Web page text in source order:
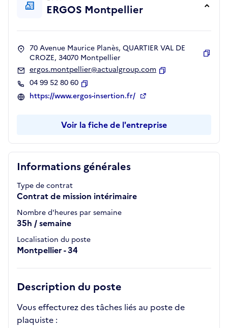
Informations générales
Type de contrat
Contrat de mission intérimaire
Nombre d'heures par semaine
35h / semaine
Localisation du poste
Montpellier - 34
Description du poste
Vous effecturez des tâches liés au poste de
plaquiste :
ERGOS Montpellier
70 Avenue Maurice Planès, QUARTIER VAL DE
CROZE, 34070 Montpellier
ergos.montpellier@actualgroup.com
04 99 52 80 60
Copier
https://www.ergos-insertion.fr/
Voir la fiche de l'entreprise